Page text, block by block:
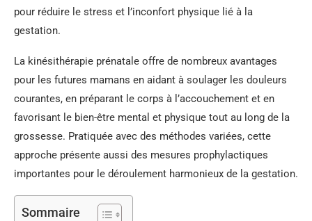
pour réduire le stress et l’inconfort physique lié à la
gestation.
La kinésithérapie prénatale offre de nombreux avantages
pour les futures mamans en aidant à soulager les douleurs
courantes, en préparant le corps à l’accouchement et en
favorisant le bien-être mental et physique tout au long de la
grossesse. Pratiquée avec des méthodes variées, cette
approche présente aussi des mesures prophylactiques
importantes pour le déroulement harmonieux de la gestation.
Sommaire